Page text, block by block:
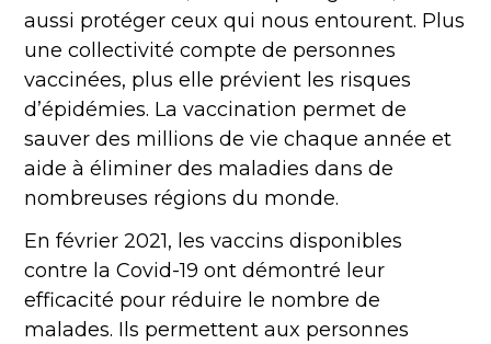
aussi protéger ceux qui nous entourent. Plus
une collectivité compte de personnes
vaccinées, plus elle prévient les risques
d’épidémies. La vaccination permet de
sauver des millions de vie chaque année et
aide à éliminer des maladies dans de
nombreuses régions du monde.
En février 2021, les vaccins disponibles
contre la Covid-19 ont démontré leur
efficacité pour réduire le nombre de
malades. Ils permettent aux personnes